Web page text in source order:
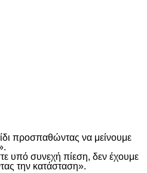
προσπαθώντας να μείνουμε
υπό συνεχή πίεση, δεν έχουμε
την κατάσταση».